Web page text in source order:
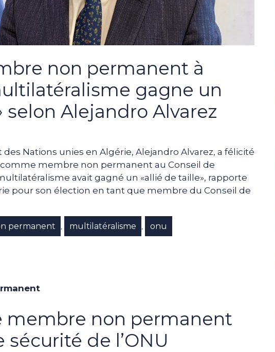
non permanent à
gagne un
selon Alejandro Alvarez
Nations unies en Algérie, Alejandro Alvarez, a félicité
comme membre non permanent au Conseil de
avait gagné un «allié de taille», rapporte
pour son élection en tant que membre du Conseil de
permanent , multilatéralisme , onu
membre non permanent
sécurité de l’ONU